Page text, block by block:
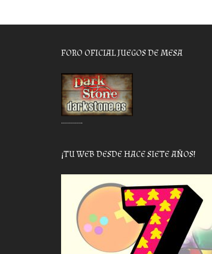
FORO OFICIAL JUEGOS DE MESA
………..
¡TU WEB DESDE HACE SIETE AÑOS!